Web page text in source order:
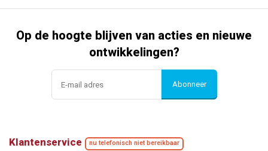
Op de hoogte blijven van acties en nieuwe
ontwikkelingen?
Abonneer
Klantenservice nu telefonisch niet bereikbaar